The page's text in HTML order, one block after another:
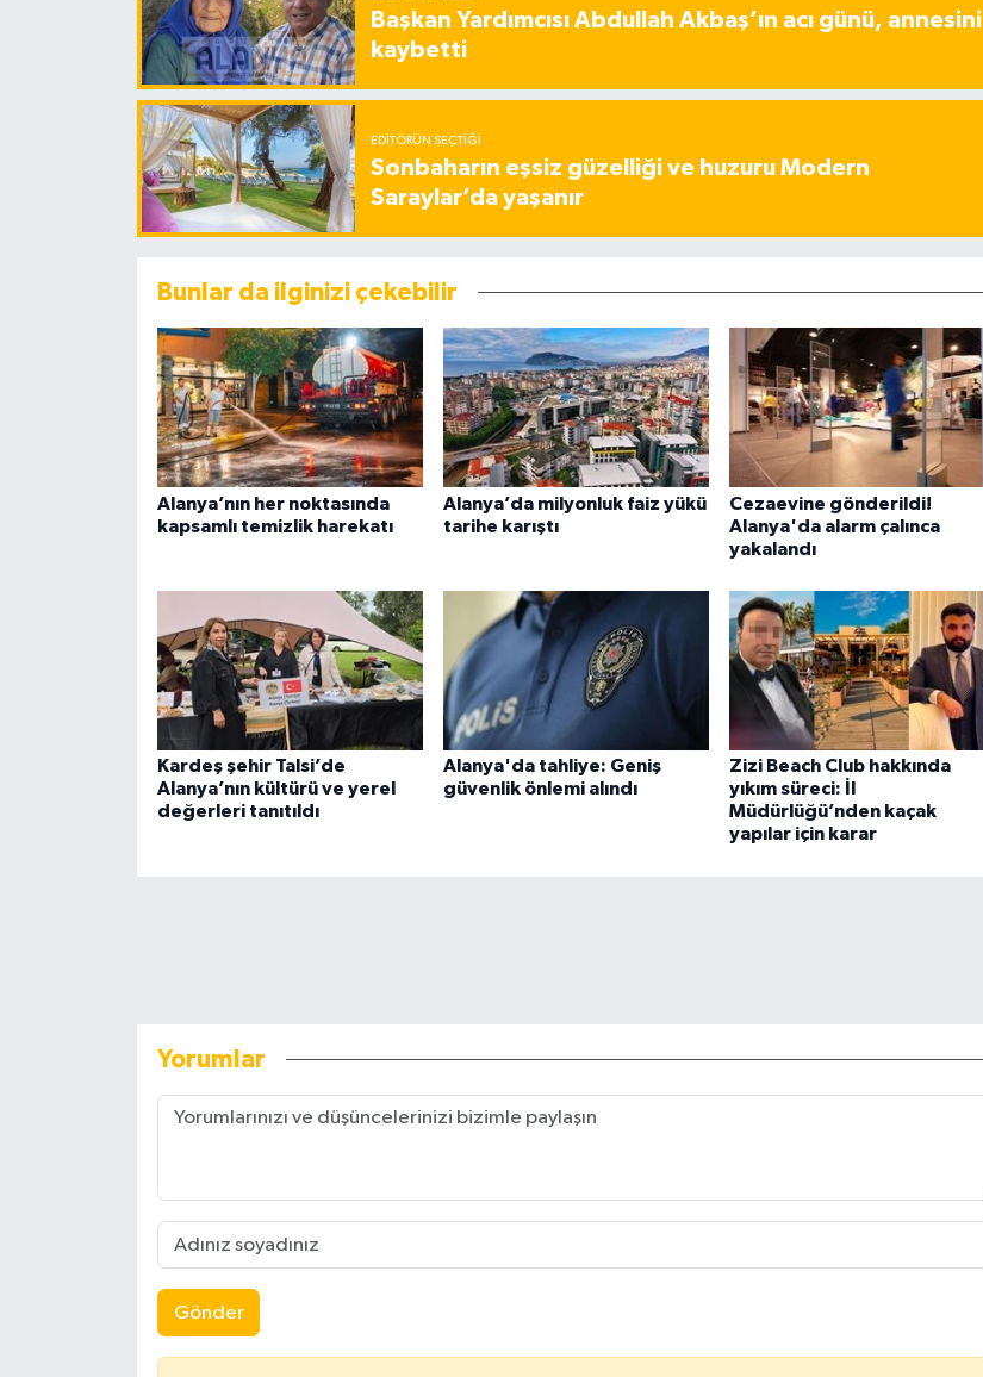
Başkan Yardımcısı Abdullah Akbaş’ın acı günü, annesini
kaybetti
EDITÖRÜN SEÇTIĞI
Sonbaharın eşsiz güzelliği ve huzuru Modern
Saraylar’da yaşanır
Bunlar da ilginizi çekebilir
Alanya’nın her noktasında
kapsamlı temizlik harekatı
Alanya’da milyonluk faiz yükü
tarihe karıştı
Cezaevine gönderildi!
Alanya'da alarm çalınca
yakalandı
Kardeş şehir Talsi’de
Alanya’nın kültürü ve yerel
değerleri tanıtıldı
Alanya'da tahliye: Geniş
güvenlik önlemi alındı
Zizi Beach Club hakkında
yıkım süreci: İl
Müdürlüğü’nden kaçak
yapılar için karar
Yorumlar
Gönder